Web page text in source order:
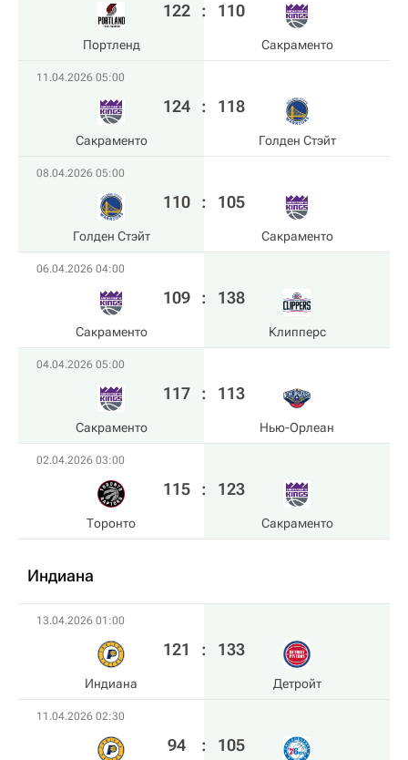
Портленд
122 : 110
Сакраменто
11.04.2026 05:00
Сакраменто
124 : 118
Голден Стэйт
08.04.2026 05:00
Голден Стэйт
110 : 105
Сакраменто
06.04.2026 04:00
Сакраменто
109 : 138
Клипперс
04.04.2026 05:00
Сакраменто
117 : 113
Нью-Орлеан
02.04.2026 03:00
Торонто
115 : 123
Сакраменто
Индиана
13.04.2026 01:00
Индиана
121 : 133
Детройт
11.04.2026 02:30
94 : 105